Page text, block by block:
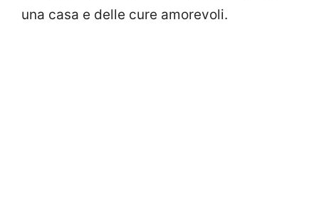
una casa e delle cure amorevoli.